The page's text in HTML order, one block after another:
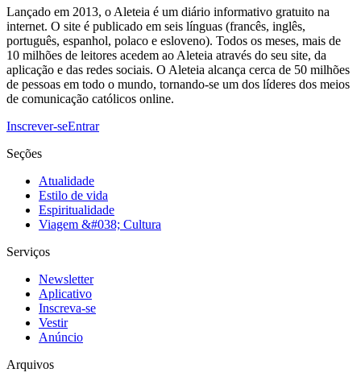
Lançado em 2013, o Aleteia é um diário informativo gratuito na
internet. O site é publicado em seis línguas (francês, inglês,
português, espanhol, polaco e esloveno). Todos os meses, mais de
10 milhões de leitores acedem ao Aleteia através do seu site, da
aplicação e das redes sociais. O Aleteia alcança cerca de 50 milhões
de pessoas em todo o mundo, tornando-se um dos líderes dos meios
de comunicação católicos online.
Inscrever-seEntrar
Seções
Atualidade
Estilo de vida
Espiritualidade
Viagem &#038; Cultura
Serviços
Newsletter
Aplicativo
Inscreva-se
Vestir
Anúncio
Arquivos